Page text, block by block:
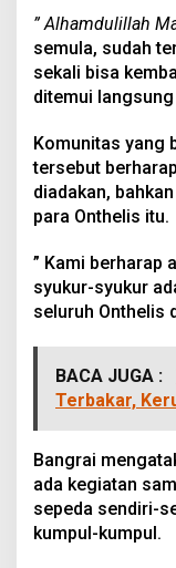
” Alhamdulillah
semula, sudah
sekali bisa
ditemui
Komunitas yang
tersebut
diadakan,
para Onthelis itu.
” Kami berharap
syukur-syukur
seluruh Onthelis
BACA JUGA :
Terbakar,
Bangrai
ada kegiatan
sepeda sendiri-
kumpul-kumpul.